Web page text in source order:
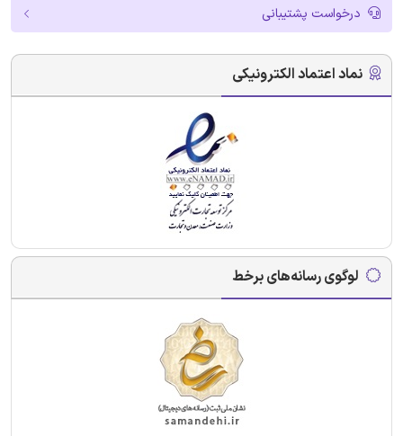
درخواست پشتیبانی
نماد اعتماد الکترونیکی
لوگوی رسانه‌های برخط